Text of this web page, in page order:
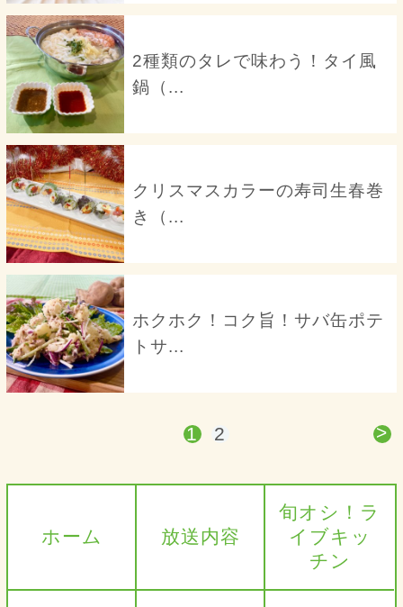
2種類のタレで味わう！タイ風
鍋（...
クリスマスカラーの寿司生春巻
き（...
ホクホク！コク旨！サバ缶ポテ
トサ...
1 2 >
ホーム 放送内容
旬オシ！ラ
イブキッ
チン